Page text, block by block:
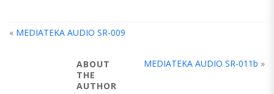
« MEDIATEKA AUDIO SR-009
MEDIATEKA AUDIO SR-011b »
ABOUT
THE
AUTHOR